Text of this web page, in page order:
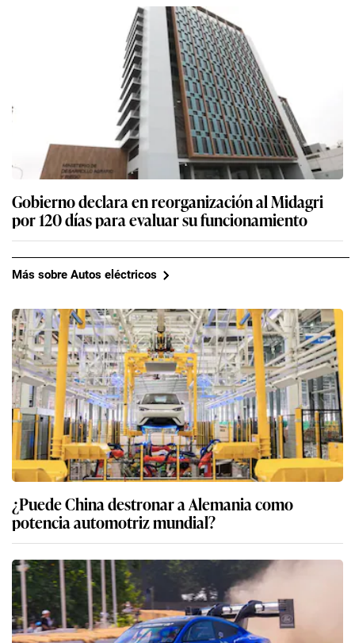
Gobierno declara en reorganización al Midagri
por 120 días para evaluar su funcionamiento
Más sobre Autos eléctricos
¿Puede China destronar a Alemania como
potencia automotriz mundial?